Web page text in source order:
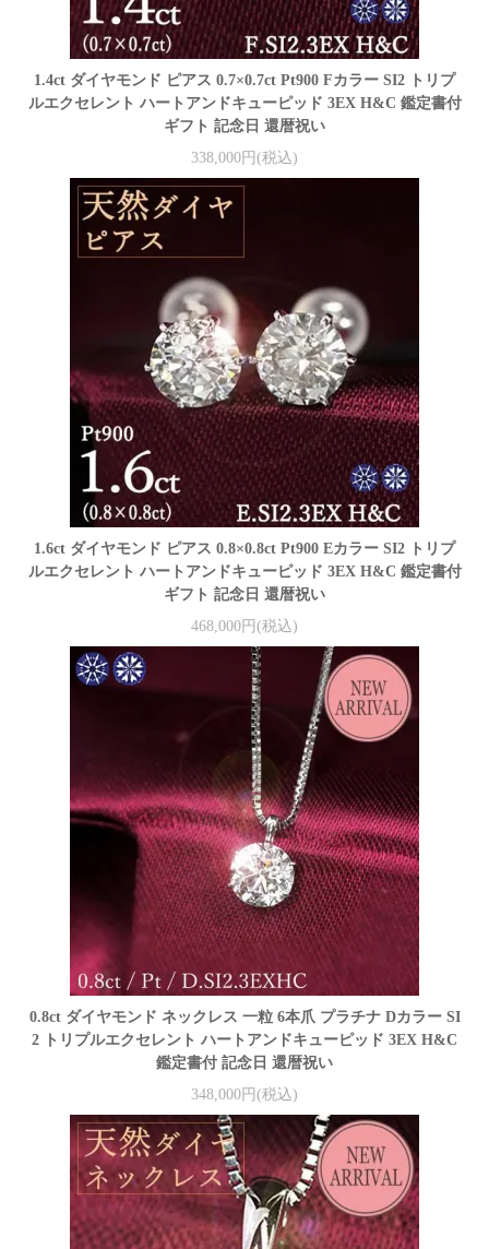
1.4ct ダイヤモンド ピアス 0.7×0.7ct Pt900 Fカラー SI2 トリプ
ルエクセレント ハートアンドキューピッド 3EX H&C 鑑定書付
ギフト 記念日 還暦祝い
338,000円(税込)
1.6ct ダイヤモンド ピアス 0.8×0.8ct Pt900 Eカラー SI2 トリプ
ルエクセレント ハートアンドキューピッド 3EX H&C 鑑定書付
ギフト 記念日 還暦祝い
468,000円(税込)
0.8ct ダイヤモンド ネックレス 一粒 6本爪 プラチナ Dカラー SI
2 トリプルエクセレント ハートアンドキューピッド 3EX H&C
鑑定書付 記念日 還暦祝い
348,000円(税込)